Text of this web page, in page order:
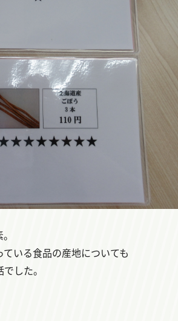
いる食品の産地についても
した。